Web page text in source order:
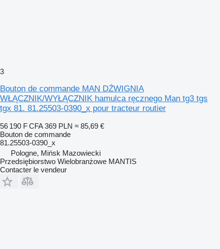
3
Bouton de commande MAN DŹWIGNIA
WŁĄCZNIK/WYŁĄCZNIK hamulca ręcznego Man tg3 tgs
tgx 81. 81.25503-0390_x pour tracteur routier
56 190 F CFA 369 PLN ≈ 85,69 €
Bouton de commande
81.25503-0390_x
Pologne, Mińsk Mazowiecki
Przedsiębiorstwo Wielobranżowe MANTIS
Contacter le vendeur